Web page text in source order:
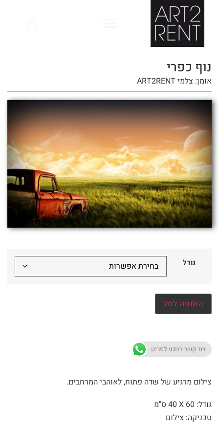
נוף כפרי
אומן: צלמי ART2RENT
גודל
הוספה לסל
צור קשר בנוגע לפריט
צילום מרגיע של שדה פתוח, לאוהבי המרחבים.
גודל: 60 X
40 ס"מ
טכניקה: צילום